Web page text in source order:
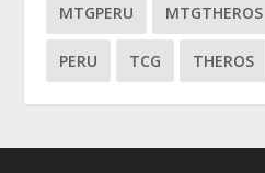
MTGPERU MTGTHEROS
PERU TCG THEROS